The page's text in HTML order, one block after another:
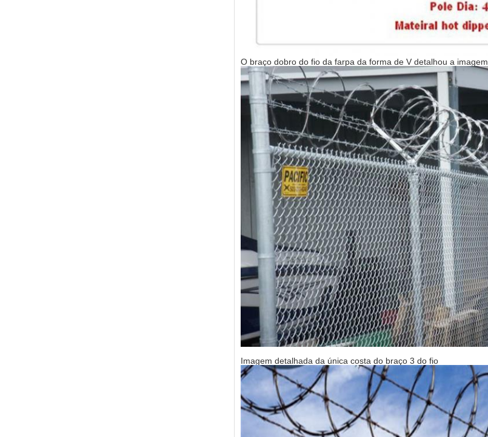
O braço dobro do fio da farpa da forma de V detalhou a imagem
Imagem detalhada da única costa do braço 3 do fio